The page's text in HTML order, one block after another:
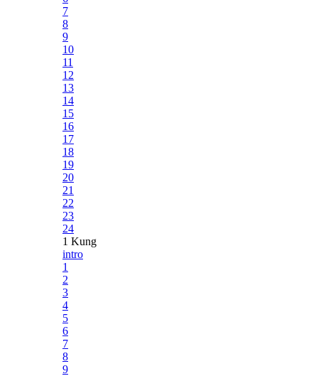
7
8
9
10
11
12
13
14
15
16
17
18
19
20
21
22
23
24
1 Kung
intro
1
2
3
4
5
6
7
8
9